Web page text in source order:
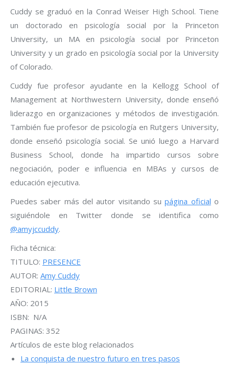
Cuddy se graduó en la Conrad Weiser High School. Tiene
un doctorado en psicología social por la Princeton
University, un MA en psicología social por Princeton
University y un grado en psicología social por la University
of Colorado.
Cuddy fue profesor ayudante en la Kellogg School of
Management at Northwestern University, donde enseñó
liderazgo en organizaciones y métodos de investigación.
También fue profesor de psicología en Rutgers University,
donde enseñó psicología social. Se unió luego a Harvard
Business School, donde ha impartido cursos sobre
negociación, poder e influencia en MBAs y cursos de
educación ejecutiva.
Puedes saber más del autor visitando supágina oficial o
siguiéndole en Twitter donde se identifica como
@amyjccuddy.
Ficha técnica:
TITULO: PRESENCE
AUTOR: Amy Cuddy
EDITORIAL: Little Brown
AÑO: 2015
ISBN: N/A
PAGINAS: 352
Artículos de este blog relacionados
La conquista de nuestro futuro en tres pasos